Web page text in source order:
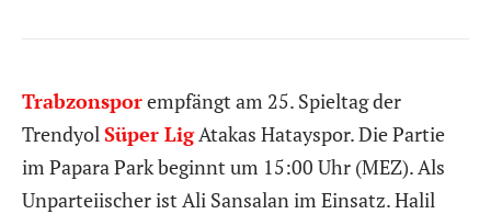
Trabzonsporempfängt am 25. Spieltag der
Trendyol Süper LigAtakas Hatayspor. Die Partie
im Papara Park beginnt um 15:00 Uhr (MEZ). Als
Unparteiischer ist Ali Sansalan im Einsatz. Halil